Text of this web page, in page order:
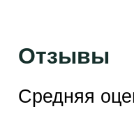
Отзывы
Средняя